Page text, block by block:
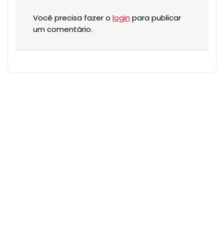
Você precisa fazer o login para publicar
um comentário.